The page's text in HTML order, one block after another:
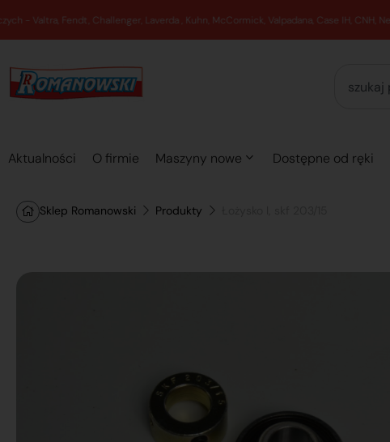
Aktualności O firmie Maszyny nowe Dostępne od ręki
Sklep Romanowski Produkty